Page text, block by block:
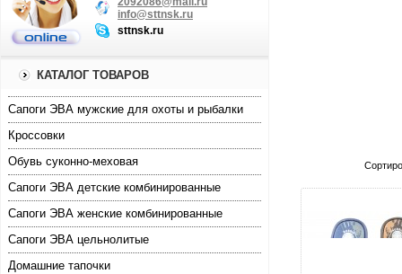
info@sttnsk.ru
sttnsk.ru
КАТАЛОГ ТОВАРОВ
Cапоги ЭВА мужские для охоты и рыбалки
Кроссовки
Обувь суконно-меховая
Сапоги ЭВА детские комбинированные
Сапоги ЭВА женские комбинированные
Сапоги ЭВА цельнолитые
Домашние тапочки